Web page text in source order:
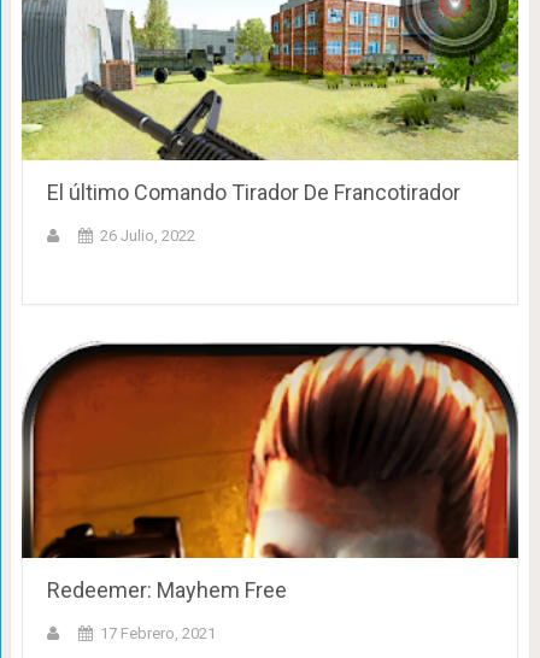
El último Comando Tirador De Francotirador
26 Julio, 2022
Redeemer: Mayhem Free
17 Febrero, 2021